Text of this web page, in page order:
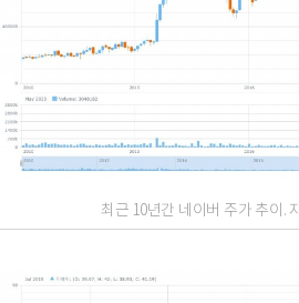
최근 10년간 네이버 주가 추이.